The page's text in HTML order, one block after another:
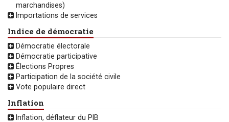
marchandises)
Importations de services
Indice de démocratie
Démocratie électorale
Démocratie participative
Élections Propres
Participation de la société civile
Vote populaire direct
Inflation
Inflation, déflateur du PIB